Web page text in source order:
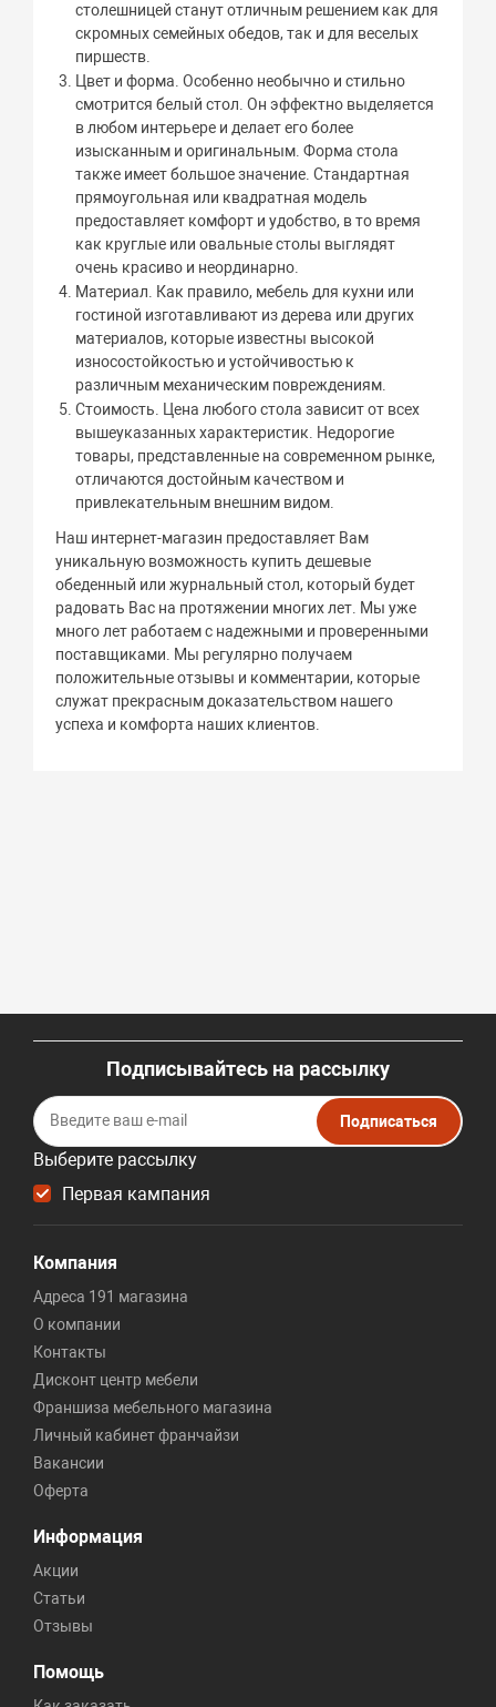
столешницей станут отличным решением как для
скромных семейных обедов, так и для веселых
пиршеств.
Цвет и форма. Особенно необычно и стильно
смотрится белый стол. Он эффектно выделяется
в любом интерьере и делает его более
изысканным и оригинальным. Форма стола
также имеет большое значение. Стандартная
прямоугольная или квадратная модель
предоставляет комфорт и удобство, в то время
как круглые или овальные столы выглядят
очень красиво и неординарно.
Материал. Как правило, мебель для кухни или
гостиной изготавливают из дерева или других
материалов, которые известны высокой
износостойкостью и устойчивостью к
различным механическим повреждениям.
Стоимость. Цена любого стола зависит от всех
вышеуказанных характеристик. Недорогие
товары, представленные на современном рынке,
отличаются достойным качеством и
привлекательным внешним видом.
Наш интернет-магазин предоставляет Вам
уникальную возможность купить дешевые
обеденный или журнальный стол, который будет
радовать Вас на протяжении многих лет. Мы уже
много лет работаем с надежными и проверенными
поставщиками. Мы регулярно получаем
положительные отзывы и комментарии, которые
служат прекрасным доказательством нашего
успеха и комфорта наших клиентов.
Подписывайтесь на рассылку
Выберите рассылку
Первая кампания
Подписаться
Компания
Адреса 191 магазина
О компании
Контакты
Дисконт центр мебели
Франшиза мебельного магазина
Личный кабинет франчайзи
Вакансии
Оферта
Информация
Акции
Статьи
Отзывы
Помощь